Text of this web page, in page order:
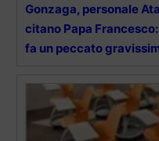
Gonzaga, personale
citano Papa
fa un peccato